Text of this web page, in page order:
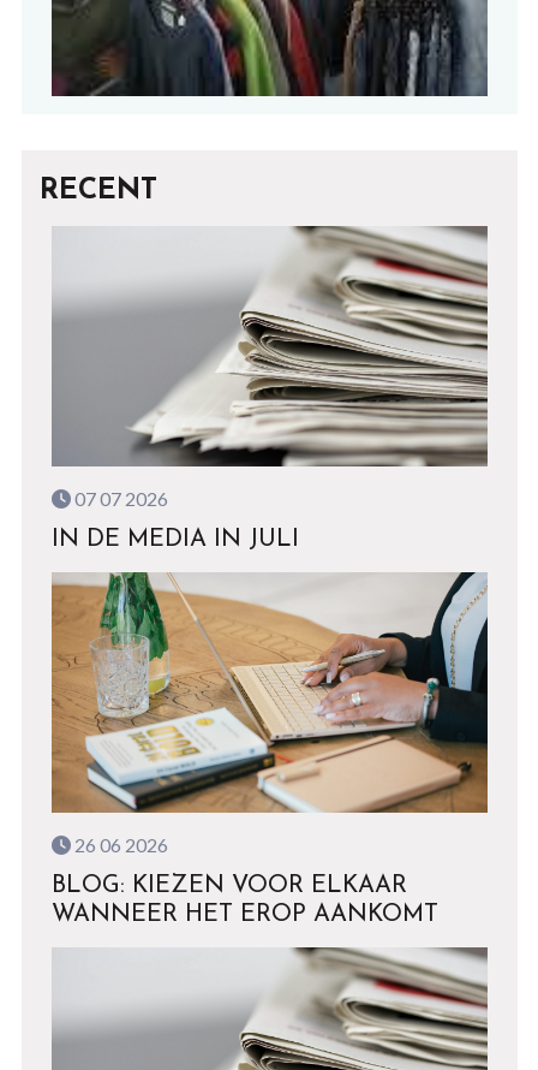
RECENT
07 07 2026
IN DE MEDIA IN JULI
26 06 2026
BLOG: KIEZEN VOOR ELKAAR
WANNEER HET EROP AANKOMT